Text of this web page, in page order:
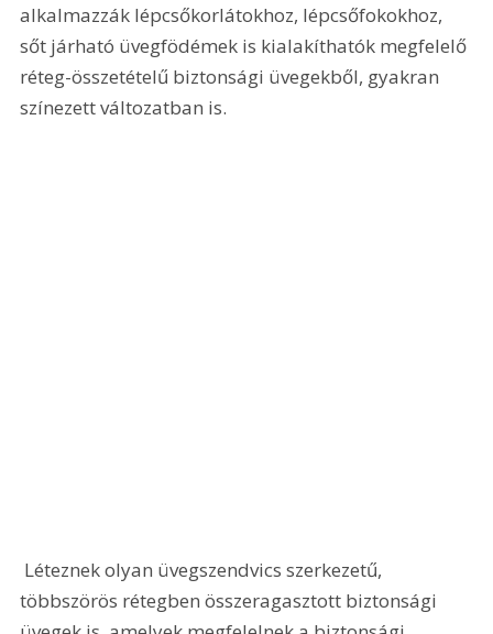
alkalmazzák lépcsőkorlátokhoz, lépcsőfokokhoz,
sőt járható üvegfödémek is kialakíthatók megfelelő
réteg-összetételű biztonsági üvegekből, gyakran
színezett változatban is.
többszörös rétegben összeragasztott biztonsági